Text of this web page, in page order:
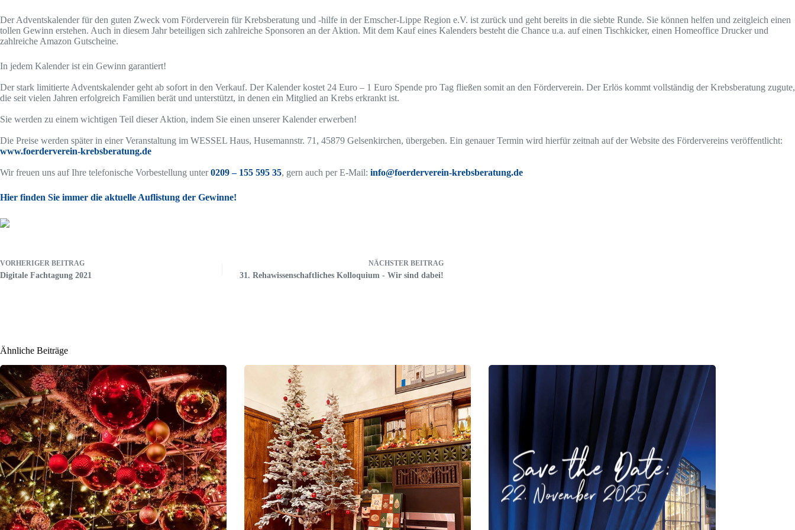
Der Adventskalender für den guten Zweck vom Förderverein für Krebsberatung und -hilfe in der Emscher-Lippe Region e.V. ist zurück und geht bereits in die siebte Runde. Sie können helfen und zeitgleich einen
tollen Gewinn erstehen. Auch in diesem Jahr beteiligen sich zahlreiche Sponsoren an der Aktion. Mit dem Kauf eines Kalenders besteht die Chance u.a. auf einen Tischkicker, einen Homeoffice Drucker und
zahlreiche Amazon Gutscheine.
In jedem Kalender ist ein Gewinn garantiert!
Der stark limitierte Adventskalender geht ab sofort in den Verkauf. Der Kalender kostet 24 Euro – 1 Euro Spende pro Tag fließen somit an den Förderverein. Der Erlös kommt vollständig der Krebsberatung zugute,
die seit vielen Jahren erfolgreich Familien berät und unterstützt, in denen ein Mitglied an Krebs erkrankt ist.
Sie werden zu einem wichtigen Teil dieser Aktion, indem Sie einen unserer Kalender erwerben!
Die Preise werden später in einer Veranstaltung im WESSEL Haus, Husemannstr. 71, 45879 Gelsenkirchen, übergeben. Ein genauer Termin wird hierfür zeitnah auf der Website des Fördervereins veröffentlicht:
www.foerderverein-krebsberatung.de
Wir freuen uns auf Ihre telefonische Vorbestellung unter0209 – 155 595 35, gern auch per E-Mail: info@foerderverein-krebsberatung.de
Hier finden Sie immer die aktuelle Auflistung der Gewinne!
VORHERIGER BEITRAG
Digitale Fachtagung 2021
NÄCHSTER BEITRAG
31. Rehawissenschaftliches Kolloquium - Wir sind dabei!
Ähnliche Beiträge